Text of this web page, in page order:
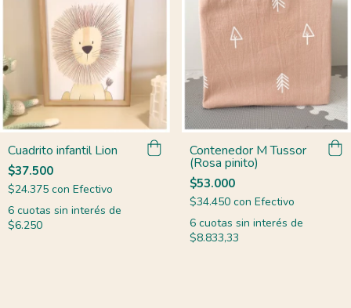
Cuadrito infantil Lion
$37.500
$24.375 con Efectivo
6 cuotas sin interés de
$6.250
Contenedor M Tussor
(Rosa pinito)
$53.000
$34.450 con Efectivo
6 cuotas sin interés de
$8.833,33